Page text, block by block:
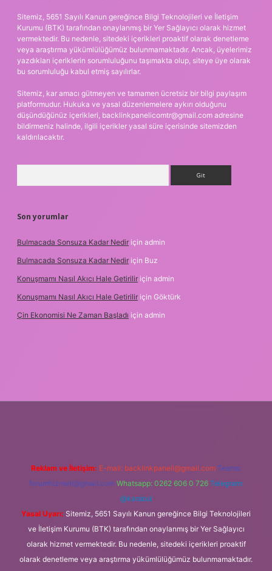
Sitemiz, 5651 Sayılı Kanun gereğince Bilgi Teknolojileri ve İletişim
Kurumu (BTK) tarafından onaylanmış bir Yer Sağlayıcı olarak hizmet
vermektedir. Bu nedenle, sitedeki içerikleri proaktif olarak denetleme
veya araştırma yükümlülüğümüz bulunmamaktadır. Ancak, üyelerimiz
yazdıkları içeriklerin sorumluluğunu taşımakta olup, siteye üye olarak
bu sorumluluğu kabul etmiş sayılırlar.
Sitemiz, kar amacı gütmeyen ve tamamen ücretsiz bir bilgi paylaşım
platformudur. Hukuka ve yasal düzenlemelere aykırı olduğunu
düşündüğünüz içerikleri, backlinkpanelicomtr@gmail.com adresine
bildirmeniz halinde, ilgili içerikler yasal süre içerisinde sitemizden
kaldırılacaktır.
Son yorumlar
Bulmacada Sonsuza Kadar Nedir için admin
Bulmacada Sonsuza Kadar Nedir için Buz
Konuşmamı Nasıl Akıcı Hale Getirilir için admin
Konuşmamı Nasıl Akıcı Hale Getirilir için Göktürk
Çin Ekonomisi Ne Zaman Başladı için admin
Reklam ve İletişim: E-mail: backlinkpaneli@gmail.com Teams:
forumhizmeti@gmail.com Whatsapp: 0262 606 0 726 Telegram:
@karabul
Yasal Uyarı: Sitemiz, 5651 Sayılı Kanun gereğince Bilgi Teknolojileri
ve İletişim Kurumu (BTK) tarafından onaylanmış bir Yer Sağlayıcı
olarak hizmet vermektedir. Bu nedenle, sitedeki içerikleri proaktif
olarak denetleme veya araştırma yükümlülüğümüz bulunmamaktadır.